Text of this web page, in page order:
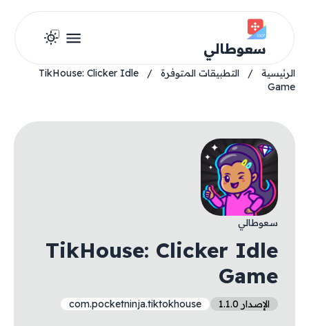
سعوطالي
الرئيسية / التطبيقات المتوفرة /
TikHouse: Clicker Idle
Game
سعوطالي
TikHouse: Clicker Idle
Game
الإصدار 1.1.0 com.pocketninja.tiktokhouse